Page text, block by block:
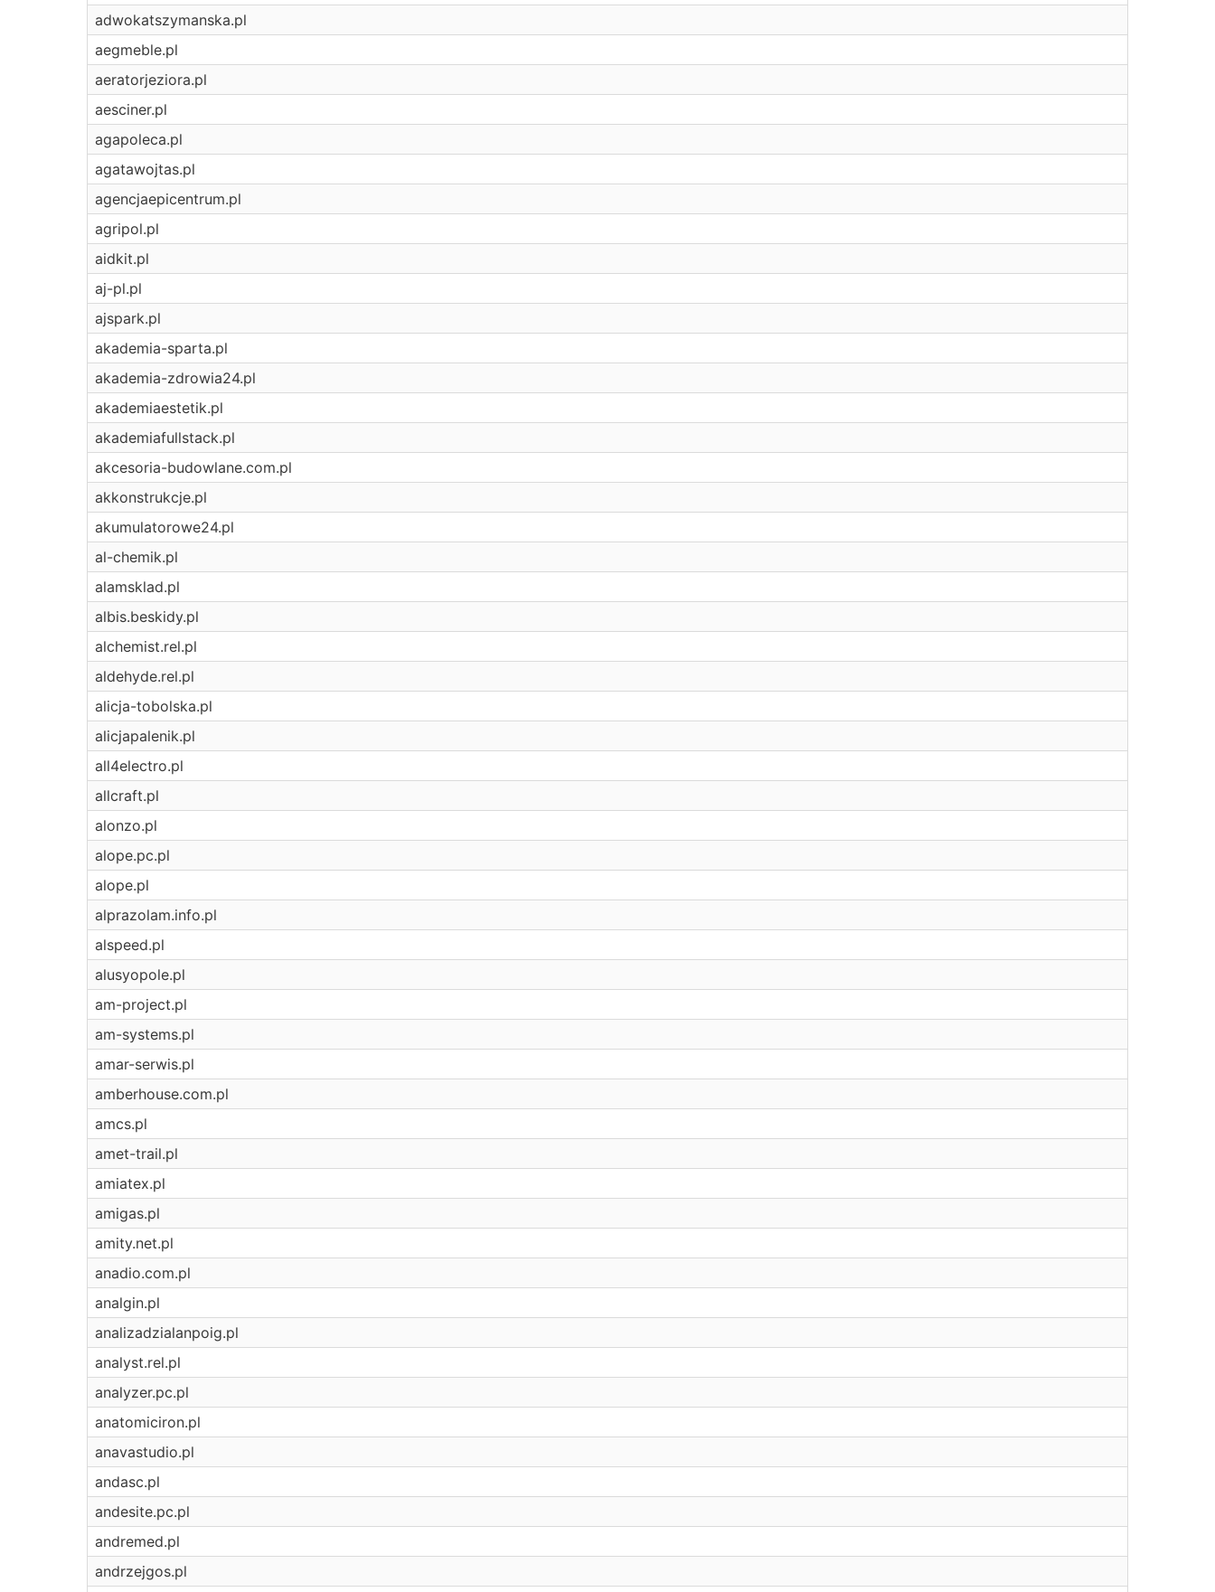
adwokatszymanska.pl
aegmeble.pl
aeratorjeziora.pl
aesciner.pl
agapoleca.pl
agatawojtas.pl
agencjaepicentrum.pl
agripol.pl
aidkit.pl
aj-pl.pl
ajspark.pl
akademia-sparta.pl
akademia-zdrowia24.pl
akademiaestetik.pl
akademiafullstack.pl
akcesoria-budowlane.com.pl
akkonstrukcje.pl
akumulatorowe24.pl
al-chemik.pl
alamsklad.pl
albis.beskidy.pl
alchemist.rel.pl
aldehyde.rel.pl
alicja-tobolska.pl
alicjapalenik.pl
all4electro.pl
allcraft.pl
alonzo.pl
alope.pc.pl
alope.pl
alprazolam.info.pl
alspeed.pl
alusyopole.pl
am-project.pl
am-systems.pl
amar-serwis.pl
amberhouse.com.pl
amcs.pl
amet-trail.pl
amiatex.pl
amigas.pl
amity.net.pl
anadio.com.pl
analgin.pl
analizadzialanpoig.pl
analyst.rel.pl
analyzer.pc.pl
anatomiciron.pl
anavastudio.pl
andasc.pl
andesite.pc.pl
andremed.pl
andrzejgos.pl